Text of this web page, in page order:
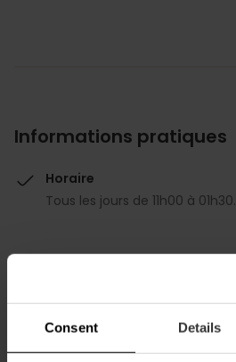
Consent Details
Informations pratiques
Horaire
Tous les jours de 11h00 à 01h30.
Comment s'y rendre